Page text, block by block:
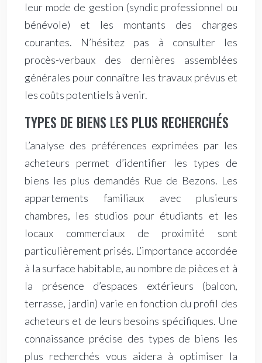
leur mode de gestion (syndic professionnel ou
bénévole) et les montants des charges
courantes. N’hésitez pas à consulter les
procès-verbaux des dernières assemblées
générales pour connaître les travaux prévus et
les coûts potentiels à venir.
TYPES DE BIENS LES PLUS RECHERCHÉS
L’analyse des préférences exprimées par les
acheteurs permet d’identifier les types de
biens les plus demandés Rue de Bezons. Les
appartements familiaux avec plusieurs
chambres, les studios pour étudiants et les
locaux commerciaux de proximité sont
particulièrement prisés. L’importance accordée
à la surface habitable, au nombre de pièces et à
la présence d’espaces extérieurs (balcon,
terrasse, jardin) varie en fonction du profil des
acheteurs et de leurs besoins spécifiques. Une
connaissance précise des types de biens les
plus recherchés vous aidera à optimiser la